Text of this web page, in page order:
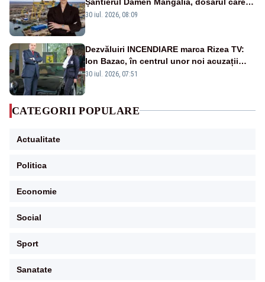
scufundă apărarea României
30 iul. 2026, 08:09
Dezvăluiri INCENDIARE marca Rizea TV:
Ion Bazac, în centrul unor noi acuzații
publice
30 iul. 2026, 07:51
CATEGORII POPULARE
Actualitate
Politica
Economie
Social
Sport
Sanatate